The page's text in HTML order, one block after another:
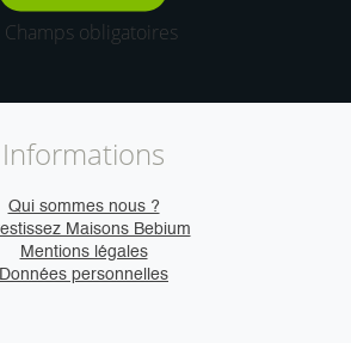
obligatoires
Informations
Qui sommes nous ?
Maisons Bebium
Mentions légales
Données personnelles